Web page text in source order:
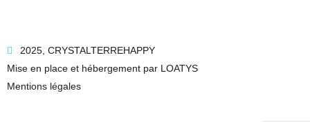
2025, CRYSTALTERREHAPPY
Mise en place et hébergement par LOATYS
Mentions légales